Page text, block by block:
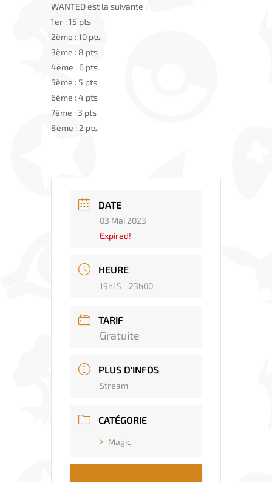
WANTED est la suivante :
1er : 15 pts
2ème : 10 pts
3ème : 8 pts
4ème : 6 pts
5ème : 5 pts
6ème : 4 pts
7ème : 3 pts
8ème : 2 pts
DATE
03 Mai 2023
Expired!
HEURE
19h15 - 23h00
TARIF
Gratuite
PLUS D'INFOS
Stream
CATÉGORIE
Magic